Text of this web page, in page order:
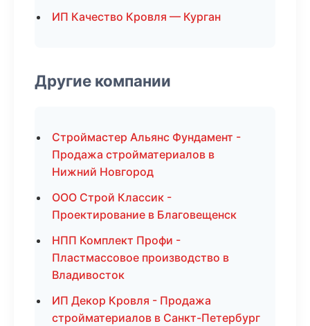
ИП Качество Кровля — Курган
Другие компании
Строймастер Альянс Фундамент -
Продажа стройматериалов в
Нижний Новгород
ООО Строй Классик -
Проектирование в Благовещенск
НПП Комплект Профи -
Пластмассовое производство в
Владивосток
ИП Декор Кровля - Продажа
стройматериалов в Санкт-Петербург